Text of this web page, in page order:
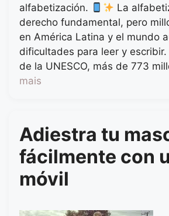
alfabetización.
La
derecho fundamental, pero
en América Latina y el mundo
dificultades para leer y
de la UNESCO, más de 773
mais
Adiestra tu
fácilmente con
móvil